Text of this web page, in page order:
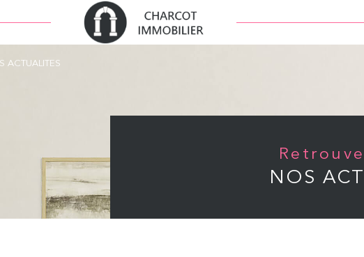
ACTUALITES
NOS